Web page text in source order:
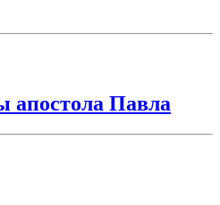
апостола Павла